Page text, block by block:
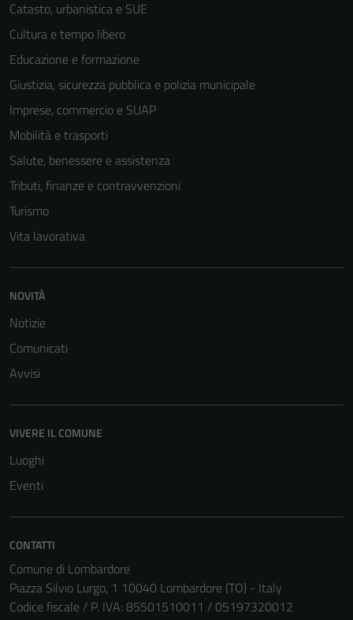
Catasto, urbanistica e SUE
Cultura e tempo libero
Educazione e formazione
Giustizia, sicurezza pubblica e polizia municipale
Imprese, commercio e SUAP
Mobilità e trasporti
Salute, benessere e assistenza
Tributi, finanze e contravvenzioni
Turismo
Vita lavorativa
NOVITÀ
Notizie
Comunicati
Avvisi
VIVERE IL COMUNE
Luoghi
Eventi
CONTATTI
Comune di Lombardore
Piazza Silvio Lurgo, 1 10040 Lombardore (TO) - Italy
Codice fiscale / P. IVA: 85501510011 / 05197320012